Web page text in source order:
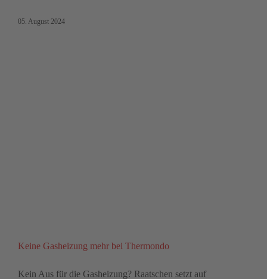
05. August 2024
Keine Gasheizung mehr bei Thermondo
Kein Aus für die Gasheizung? Raatschen setzt auf